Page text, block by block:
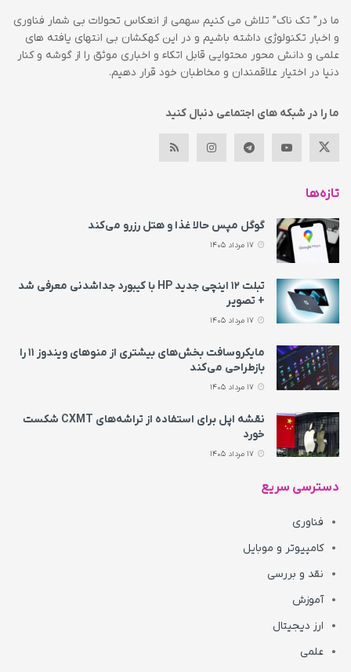
ما در” تک ناک” تلاش می کنیم سهمی از انعکاس تحولات بی شمار فناوری
و اخبار تکنولوژی داشته باشیم و در این کهکشان بی انتهای یافته های
علمی و دانش محور محتوایی قابل اتکاء و اخباری موثق را از گوشه و کنار
دنیا در اختیار علاقمندان و مخاطبان خود قرار دهیم.
ما را در شبکه های اجتماعی دنبال کنید
تازه‌ها
گوگل مپس حالا غذا و هتل رزرو می‌کند
تبلت ۱۲ اینچی جدید HP با کیبورد جداشدنی معرفی شد
+ تصویر
مایکروسافت بخش‌های بیشتری از منوهای ویندوز ۱۱ را
بازطراحی می‌کند
نقشه اپل برای استفاده از تراشه‌های CXMT شکست
خورد
دسترسی سریع
فناوری
کامپیوتر و موبایل
نقد و بررسی
آموزش
ارز دیجیتال
علمی